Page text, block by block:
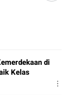
di
Kelas